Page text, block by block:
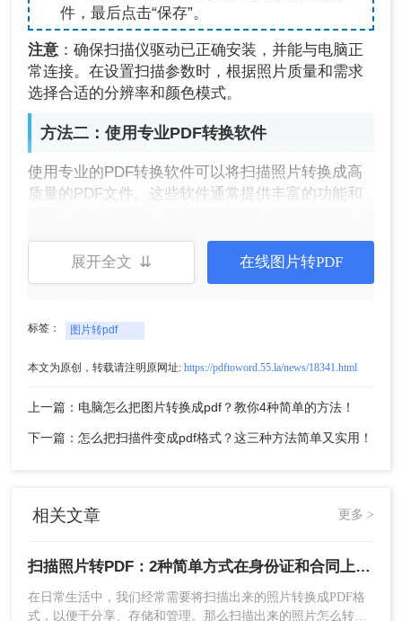
件，最后点击“保存”。
注意 ：确保扫描仪驱动已正确安装，并能与电脑正
常连接。在设置扫描参数时，根据照片质量和需求
选择合适的分辨率和颜色模式。
方法二：使用专业PDF转换软件
使用专业的PDF转换软件可以将扫描照片转换成高
质量的PDF文件。这些软件通常提供丰富的功能和
优点：功能全面，支持批量转换，转换质量
间。
推荐工具 ：转转大师pdf转换器
1、官网下载客户端
展开全文 ⇊ 在线图片转PDF
标签： 图片转pdf
本文为原创，转载请注明原网址: https://pdftoword.55.la/news/18341.html
上一篇：电脑怎么把图片转换成pdf？教你4种简单的方法！
下一篇：怎么把扫描件变成pdf格式？这三种方法简单又实用！
相关文章 更多 >
扫描照片转PDF：2种简单方式在身份证和合同上的操作差异！
在日常生活中，我们经常需要将扫描出来的照片转换成PDF格
式，以便于分享、存储和管理。那么扫描出来的照片怎么转成